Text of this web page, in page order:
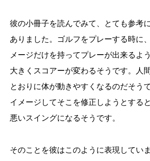
彼の小冊子を読んでみて、とても参考
ありました。ゴルフをプレーする時に
メージだけを持ってプレーが出来るよ
大きくスコアーが変わるそうです。人
とおりに体が動きやすくなるのだそう
イメージしてそこを修正しようとする
悪いスイングになるそうです。
そのことを彼はこのように表現してい